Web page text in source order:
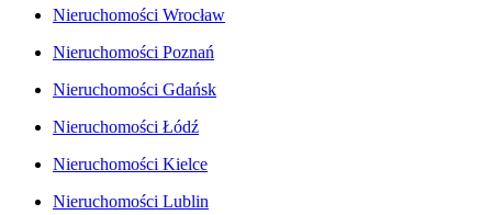
Nieruchomości Wrocław
Nieruchomości Poznań
Nieruchomości Gdańsk
Nieruchomości Łódź
Nieruchomości Kielce
Nieruchomości Lublin